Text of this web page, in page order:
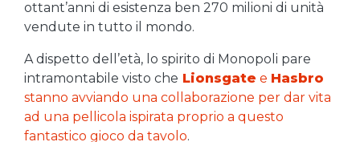
ottant’anni di esistenza ben 270 milioni di unità
vendute in tutto il mondo.
A dispetto dell’età, lo spirito di Monopoli pare
intramontabile visto che Lionsgate e Hasbro
stanno avviando una collaborazione per dar vita
ad una pellicola ispirata proprio a questo
fantastico gioco da tavolo.